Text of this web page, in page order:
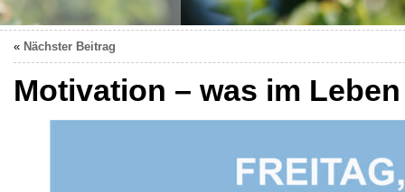
« Nächster Beitrag
Motivation – was im